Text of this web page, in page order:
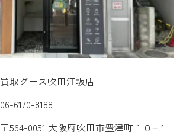
買取グース吹田江坂店
06-6170-8188
〒564-0051 大阪府吹田市豊津町１０−１